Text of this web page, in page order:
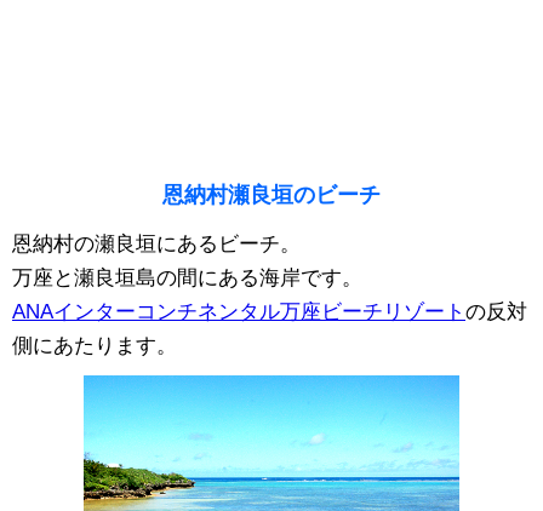
恩納村瀬良垣のビーチ
恩納村の瀬良垣にあるビーチ。
万座と瀬良垣島の間にある海岸です。
ANAインターコンチネンタル万座ビーチリゾート の反対
側にあたります。